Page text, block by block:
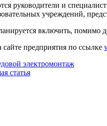
руководители и
учреждений,
включить, помимо
предприятия по ссылке
электромонтаж
статья